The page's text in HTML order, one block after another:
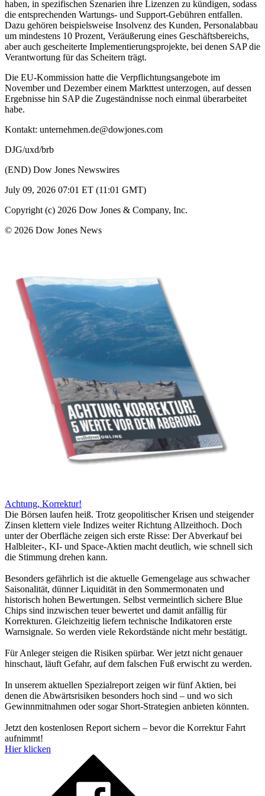
haben, in spezifischen Szenarien ihre Lizenzen zu kündigen, sodass
die entsprechenden Wartungs- und Support-Gebühren entfallen.
Dazu gehören beispielsweise Insolvenz des Kunden, Personalabbau
um mindestens 10 Prozent, Veräußerung eines Geschäftsbereichs,
aber auch gescheiterte Implementierungsprojekte, bei denen SAP die
Verantwortung für das Scheitern trägt.
Die EU-Kommission hatte die Verpflichtungsangebote im
November und Dezember einem Markttest unterzogen, auf dessen
Ergebnisse hin SAP die Zugeständnisse noch einmal überarbeitet
habe.
Kontakt: unternehmen.de@dowjones.com
DJG/uxd/brb
(END) Dow Jones Newswires
July 09, 2026 07:01 ET (11:01 GMT)
Copyright (c) 2026 Dow Jones & Company, Inc.
© 2026 Dow Jones News
Achtung, Korrektur!
Die Börsen laufen heiß. Trotz geopolitischer Krisen und steigender
Zinsen klettern viele Indizes weiter Richtung Allzeithoch. Doch
unter der Oberfläche zeigen sich erste Risse: Der Abverkauf bei
Halbleiter-, KI- und Space-Aktien macht deutlich, wie schnell sich
die Stimmung drehen kann.
Besonders gefährlich ist die aktuelle Gemengelage aus schwacher
Saisonalität, dünner Liquidität in den Sommermonaten und
historisch hohen Bewertungen. Selbst vermeintlich sichere Blue
Chips sind inzwischen teuer bewertet und damit anfällig für
Korrekturen. Gleichzeitig liefern technische Indikatoren erste
Warnsignale. So werden viele Rekordstände nicht mehr bestätigt.
Für Anleger steigen die Risiken spürbar. Wer jetzt nicht genauer
hinschaut, läuft Gefahr, auf dem falschen Fuß erwischt zu werden.
In unserem aktuellen Spezialreport zeigen wir fünf Aktien, bei
denen die Abwärtsrisiken besonders hoch sind – und wo sich
Gewinnmitnahmen oder sogar Short-Strategien anbieten könnten.
Jetzt den kostenlosen Report sichern – bevor die Korrektur Fahrt
aufnimmt!
Hier klicken